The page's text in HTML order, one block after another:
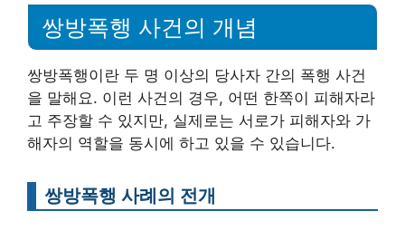
쌍방폭행 사건의 개념
쌍방폭행이란 두 명 이상의 당사자 간의 폭행 사건
을 말해요. 이런 사건의 경우, 어떤 한쪽이 피해자라
고 주장할 수 있지만, 실제로는 서로가 피해자와 가
해자의 역할을 동시에 하고 있을 수 있습니다.
쌍방폭행 사례의 전개